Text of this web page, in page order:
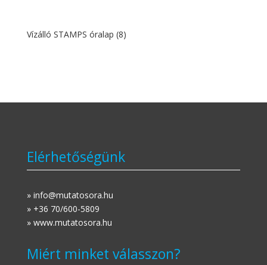
Vízálló STAMPS óralap (8)
Elérhetőségünk
» info@mutatosora.hu
» +36 70/600-5809
» www.mutatosora.hu
Miért minket válasszon?